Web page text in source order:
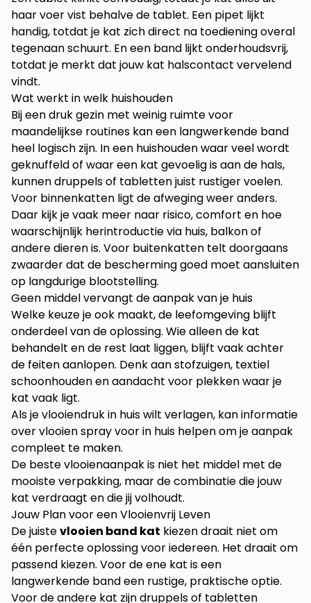
haar voer vist behalve de tablet. Een pipet lijkt
handig, totdat je kat zich direct na toediening overal
tegenaan schuurt. En een band lijkt onderhoudsvrij,
totdat je merkt dat jouw kat halscontact vervelend
vindt.
Wat werkt in welk huishouden
Bij een druk gezin met weinig ruimte voor
maandelijkse routines kan een langwerkende band
heel logisch zijn. In een huishouden waar veel wordt
geknuffeld of waar een kat gevoelig is aan de hals,
kunnen druppels of tabletten juist rustiger voelen.
Voor binnenkatten ligt de afweging weer anders.
Daar kijk je vaak meer naar risico, comfort en hoe
waarschijnlijk herintroductie via huis, balkon of
andere dieren is. Voor buitenkatten telt doorgaans
zwaarder dat de bescherming goed moet aansluiten
op langdurige blootstelling.
Geen middel vervangt de aanpak van je huis
Welke keuze je ook maakt, de leefomgeving blijft
onderdeel van de oplossing. Wie alleen de kat
behandelt en de rest laat liggen, blijft vaak achter
de feiten aanlopen. Denk aan stofzuigen, textiel
schoonhouden en aandacht voor plekken waar je
kat vaak ligt.
Als je vlooiendruk in huis wilt verlagen, kan informatie
overvlooien spray voor in huis helpen om je aanpak
compleet te maken.
De beste vlooienaanpak is niet het middel met de
mooiste verpakking, maar de combinatie die jouw
kat verdraagt en die jij volhoudt.
Jouw Plan voor een Vlooienvrij Leven
De juistevlooien band kat kiezen draait niet om
één perfecte oplossing voor iedereen. Het draait om
passend kiezen. Voor de ene kat is een
langwerkende band een rustige, praktische optie.
Voor de andere kat zijn druppels of tabletten